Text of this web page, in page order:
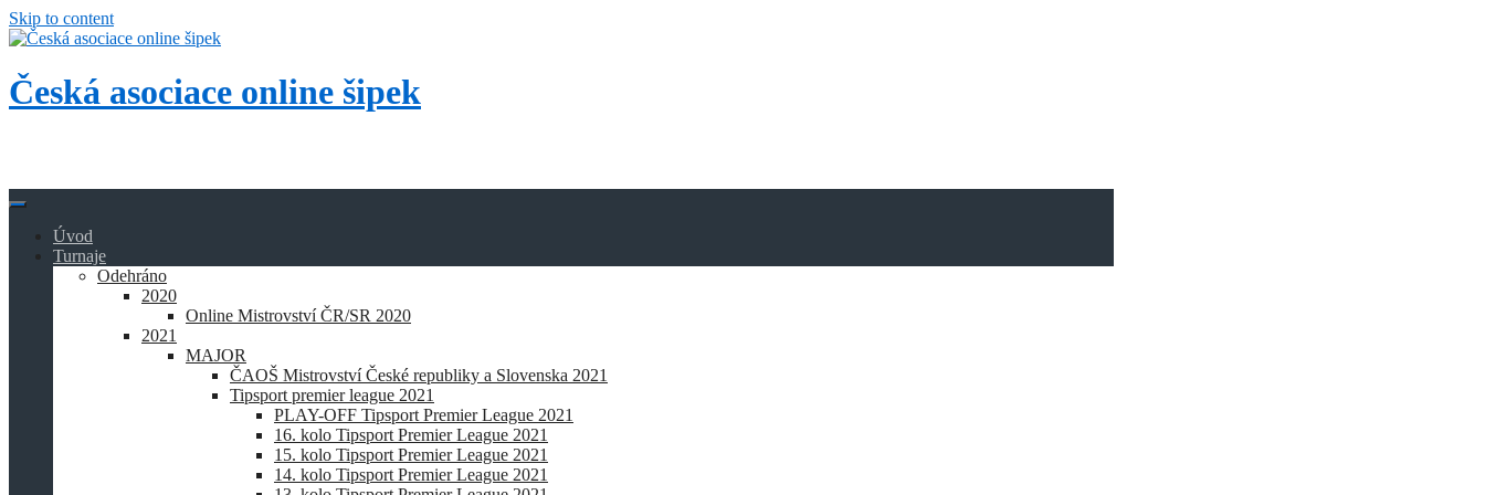
Skip to content
Česká asociace online šipek
Úvod
Turnaje
Odehráno
2020
Online Mistrovství ČR/SR 2020
2021
MAJOR
ČAOŠ Mistrovství České republiky a Slovenska 2021
Tipsport premier league 2021
PLAY-OFF Tipsport Premier League 2021
16. kolo Tipsport Premier League 2021
15. kolo Tipsport Premier League 2021
14. kolo Tipsport Premier League 2021